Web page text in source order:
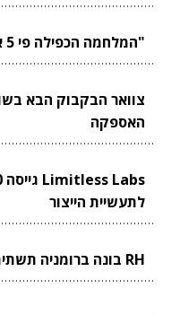
"המלחמה הכפילה פי 5 את שוק הייצור המיידי"
האספקה
לתעשיית הייצור
RH בונה ברומניה תשתית ייצור ביטחוני ישראלית